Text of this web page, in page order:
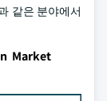
같은 분야에서
Market